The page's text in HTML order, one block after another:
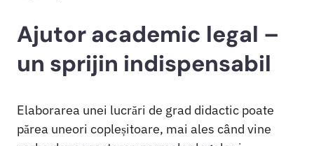
Ajutor academic legal –
un sprijin indispensabil
Elaborarea unei lucrări de grad didactic poate
părea uneori copleșitoare, mai ales când vine